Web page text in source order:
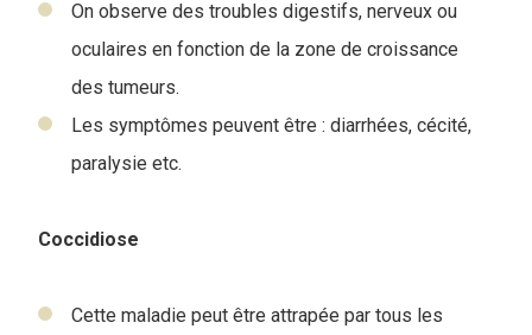
On observe des troubles digestifs, nerveux ou
oculaires en fonction de la zone de croissance
des tumeurs.
Les symptômes peuvent être : diarrhées, cécité,
paralysie etc.
Coccidiose
Cette maladie peut être attrapée par tous les